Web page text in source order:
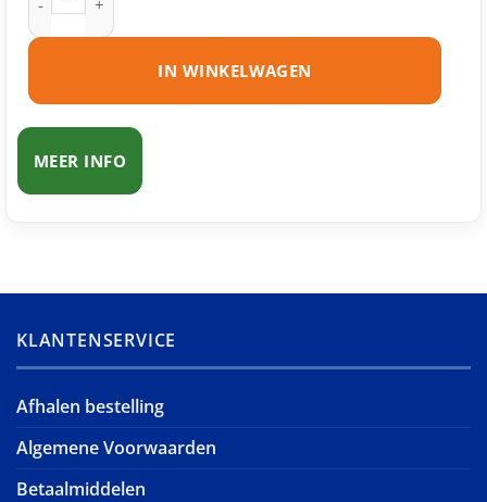
IN WINKELWAGEN
MEER INFO
KLANTENSERVICE
Afhalen bestelling
Algemene Voorwaarden
Betaalmiddelen